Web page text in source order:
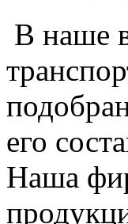
В наше
его
Наша